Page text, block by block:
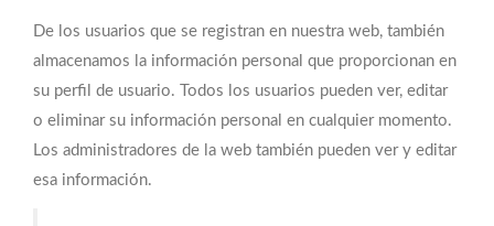
De los usuarios que se registran en nuestra web, también
almacenamos la información personal que proporcionan en
su perfil de usuario. Todos los usuarios pueden ver, editar
o eliminar su información personal en cualquier momento.
Los administradores de la web también pueden ver y editar
esa información.